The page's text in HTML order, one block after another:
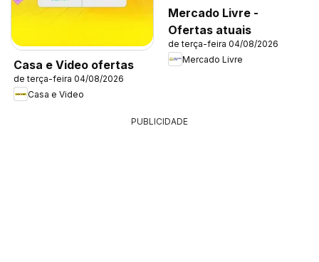
Casa e Video ofertas
de terça-feira 04/08/2026
Casa e Video
Mercado Livre -
Ofertas atuais
de terça-feira 04/08/2026
Mercado Livre
PUBLICIDADE